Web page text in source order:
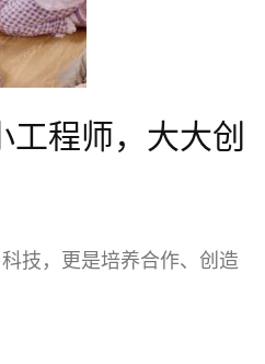
程师，大大创
技，更是培养合作、创造